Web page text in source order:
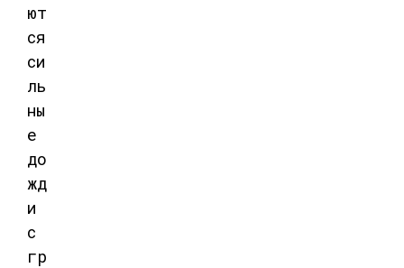
ют
ся
си
ль
ны
е
до
жд
и
с
гр